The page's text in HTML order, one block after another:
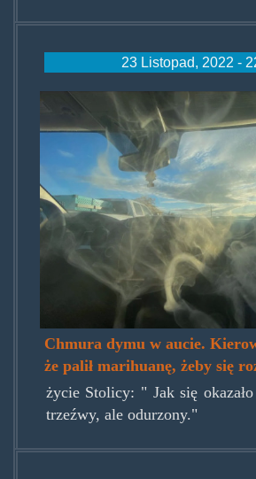
23 Listopad, 2022 -
smoke.jpg
Chmura dymu w aucie.
że palił marihuanę, żeby się
życie Stolicy: " Jak się okazało
trzeźwy, ale odurzony."